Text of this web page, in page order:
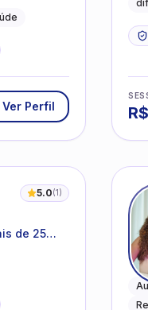
Ver Perfil R$
5.0(1)
de 25
em